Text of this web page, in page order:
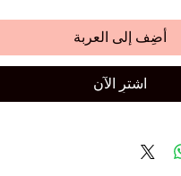
أضِف إلى العربة
اشترِ الآن